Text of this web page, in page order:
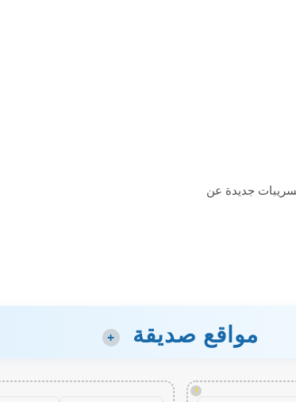
جديدة عن
مواقع صديقة +
!